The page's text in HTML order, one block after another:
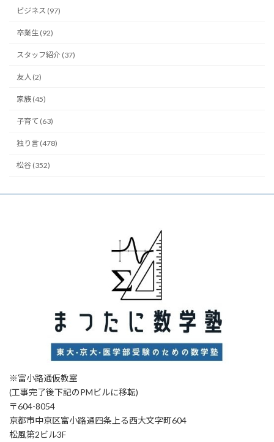
ビジネス (97)
卒業生 (92)
スタッフ紹介 (37)
友人 (2)
家族 (45)
子育て (63)
独り言 (478)
松谷 (352)
※富小路通仮教室
(工事完了後下記のPMビルに移転)
〒604-8054
京都市中京区富小路通四条上る西大文字町604
松風第2ビル3F